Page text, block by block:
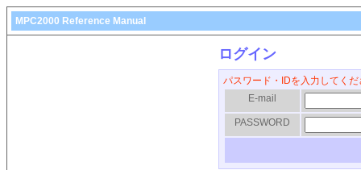
MPC2000 Reference Manual
ログイン
パスワード・IDを入力してくだ
E-mail
PASSWORD